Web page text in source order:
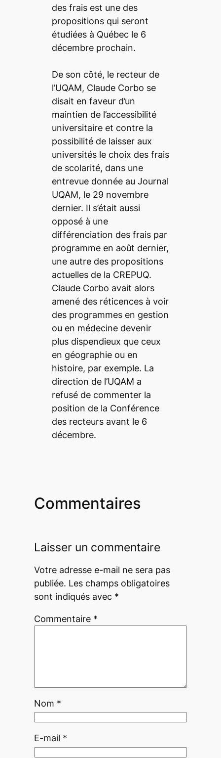
des frais est une des
propositions qui seront
étudiées à Québec le 6
décembre prochain.
De son côté, le recteur de
l’UQAM, Claude Corbo se
disait en faveur d’un
maintien de l’accessibilité
universitaire et contre la
possibilité de laisser aux
universités le choix des frais
de scolarité, dans une
entrevue donnée au Journal
UQAM, le 29 novembre
dernier. Il s’était aussi
opposé à une
différenciation des frais par
programme en août dernier,
une autre des propositions
actuelles de la CREPUQ.
Claude Corbo avait alors
amené des réticences à voir
des programmes en gestion
ou en médecine devenir
plus dispendieux que ceux
en géographie ou en
histoire, par exemple. La
direction de l’UQAM a
refusé de commenter la
position de la Conférence
des recteurs avant le 6
décembre.
Commentaires
Laisser un commentaire
Votre adresse e-mail ne sera pas
publiée. Les champs obligatoires
sont indiqués avec *
Commentaire *
Nom *
E-mail *